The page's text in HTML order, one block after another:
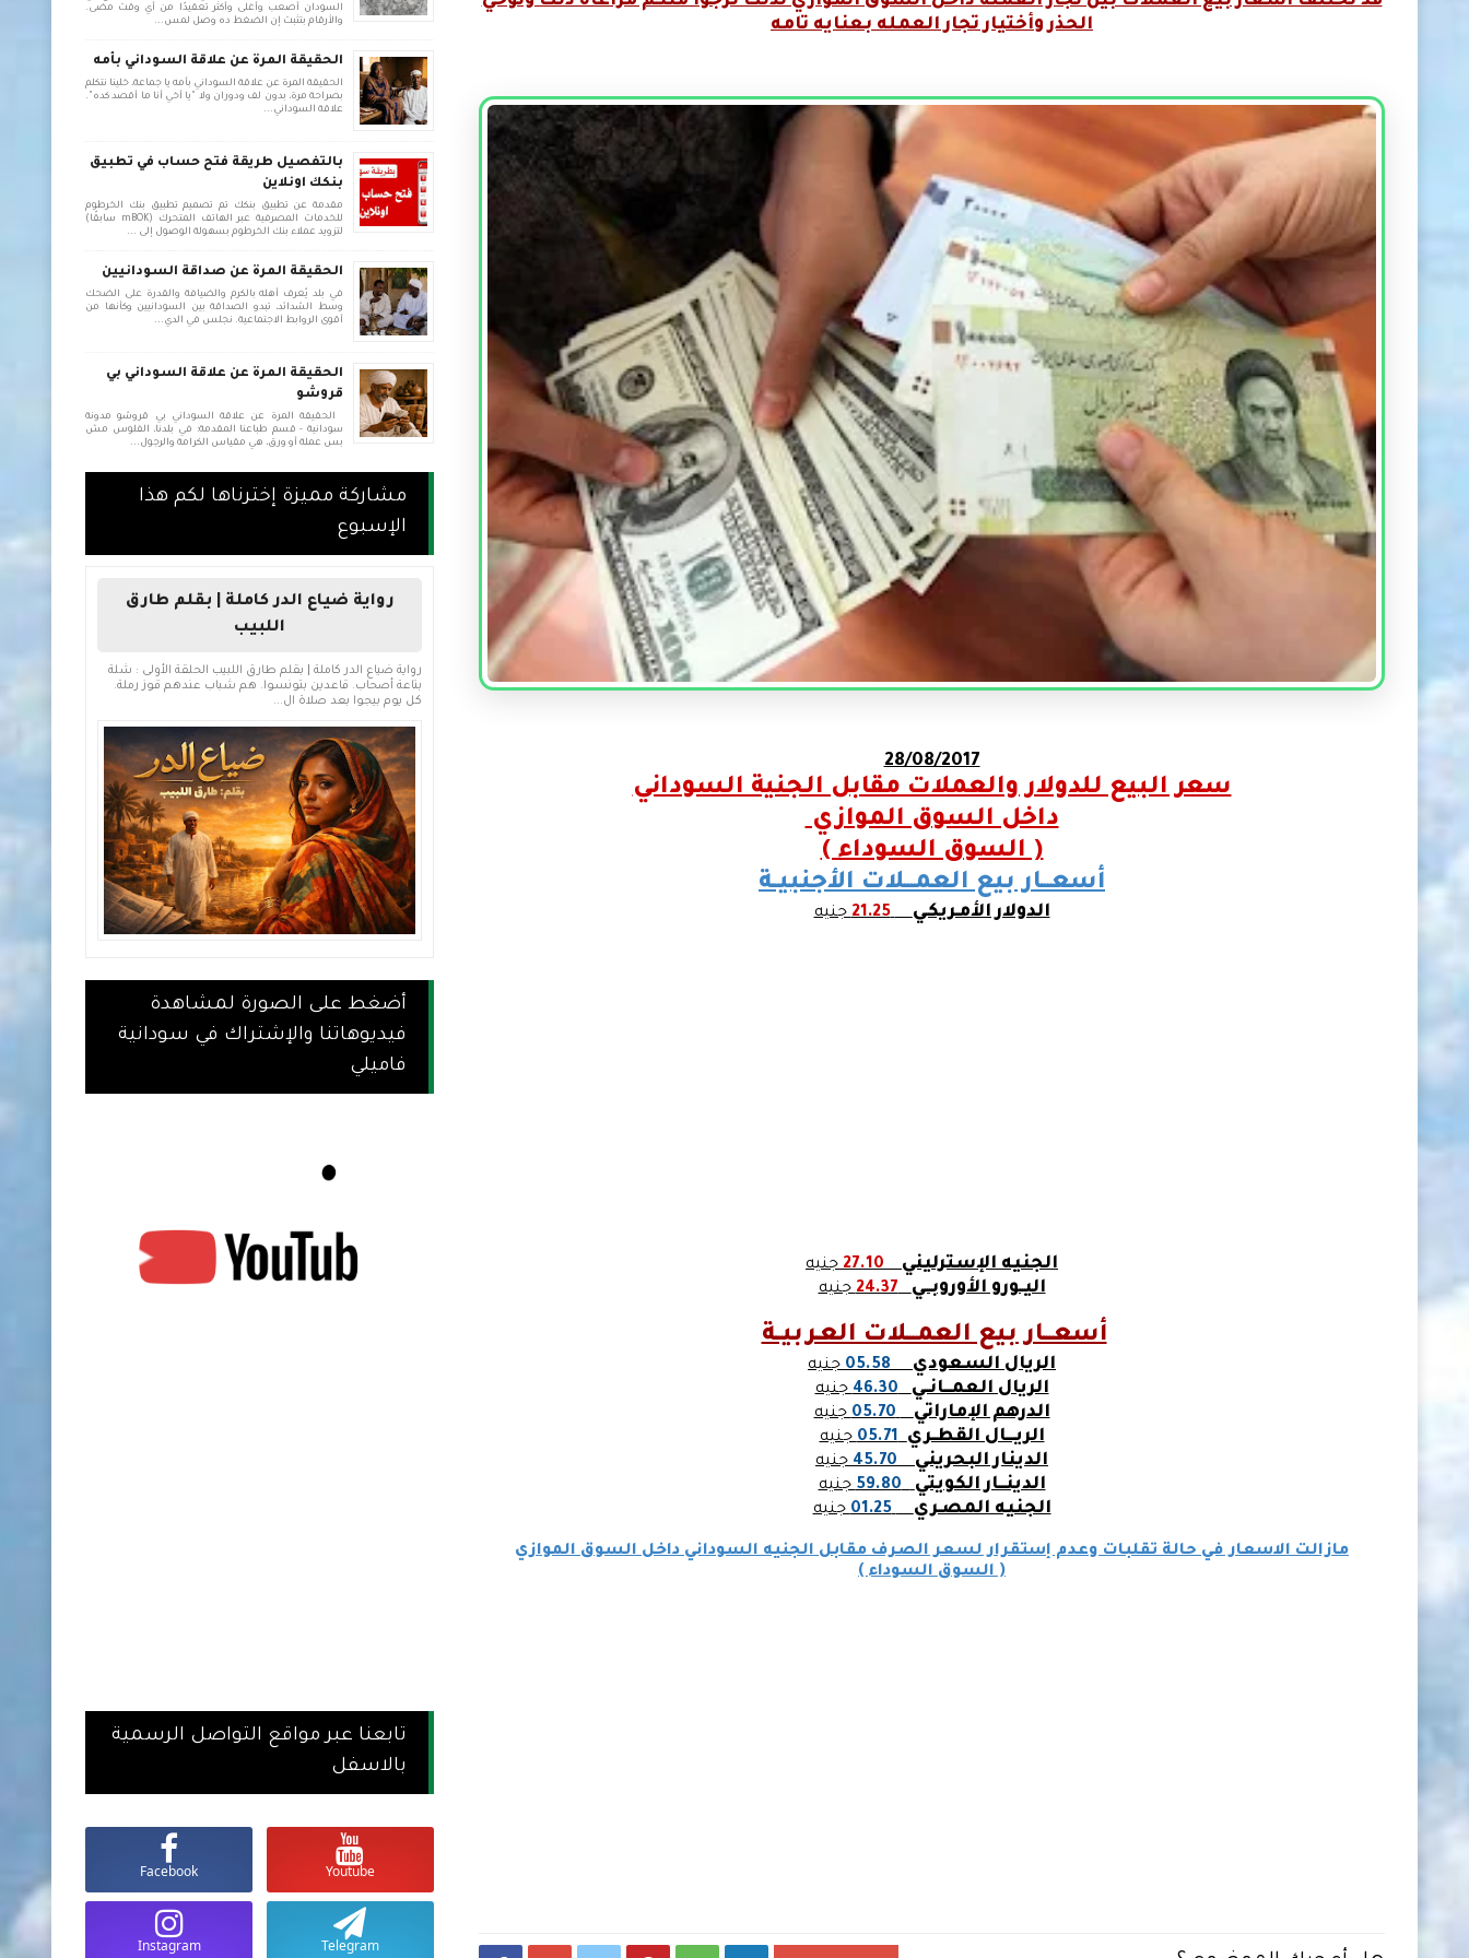
الحذر وأختيار تجار العمله بعنايه تامه
28/08/2017
سعر البيع للدولار والعملات مقابل الجنية السوداني
داخل السوق الموازي
( السوق السوداء )
أسعـــار بيع العمـــلات الأجنبيــة
الدولار الأمـريكـي 21.25جنيه
الجنيه الإسترليني 27.10 جنيه
اليــورو الأوروبـــي 24.37جنيه
أسعـــار بيع العمـــلات العـربيــة
الريال السعودي 05.58جنيه
الريال العمـــانــي 46.30جنيه
الدرهم الإماراتي 05.70جنيه
الريــــال القطــري 05.71جنيه
الدينار البحريني 45.70جنيه
الدينـــار الكويتي 59.80جنيه
الجنيه المصـري 01.25جنيه
مازالت الاسعار في حالة تقلبات وعدم إستقرار لسعر الصرف مقابل الجنيه السوداني داخل السوق الموازي
( السوق السوداء )
السودان أصعب وأغلى وأكثر تعقيدًا من أي وقت مضى.
والأرقام بتثبت إن الضغط ده وصل لمس...
الحقيقة المرة عن علاقة السوداني بأمه
الحقيقة المرة عن علاقة السوداني بأمه يا جماعة، خلينا نتكلم
بصراحة مرة، بدون لف ودوران ولا "يا أخي أنا ما أقصد كده".
علاقة السوداني...
بالتفصيل طريقة فتح حساب في تطبيق
بنكك اونلاين
مقدمة عن تطبيق بنكك تم تصميم تطبيق بنك الخرطوم
للخدمات المصرفية عبر الهاتف المتحرك (mBOK سابقًا)
لتزويد عملاء بنك الخرطوم بسهولة الوصول إلى ...
الحقيقة المرة عن صداقة السودانيين
في بلد يُعرف أهله بالكرم والضيافة والقدرة على الضحك
وسط الشدائد، تبدو الصداقة بين السودانيين وكأنها من
أقوى الروابط الاجتماعية. نجلس في الدي...
الحقيقة المرة عن علاقة السوداني بي
قروشو
الحقيقة المرة عن علاقة السوداني بي قروشو مدونة
سودانية - قسم طباعنا المقدمة: في بلدنا، الفلوس مش
بس عملة أو ورق، هي مقياس الكرامة والرجول...
مشاركة مميزة إخترناها لكم هذا
الإسبوع
رواية ضياع الدر كاملة | بقلم طارق
اللبيب
رواية ضياع الدر كاملة | بقلم طارق اللبيب الحلقة الأولى : شلة
بتاعة أصحاب. قاعدين بتونسوا. هم شباب عندهم قوز رملة.
كل يوم بيجوا بعد صلاة ال...
أضغط على الصورة لمشاهدة
فيديوهاتنا والإشتراك في سودانية
فاميلي
تابعنا عبر مواقع التواصل الرسمية
بالاسفل
Youtube
Facebook
Telegram
Instagram